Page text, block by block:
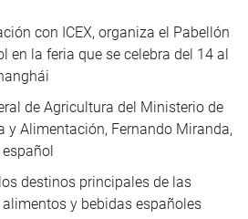
con ICEX, organiza el Pabellón
en la feria que se celebra del 14 al
de Agricultura del Ministerio de
y Alimentación, Fernando Miranda,
destinos principales de las
y bebidas españoles